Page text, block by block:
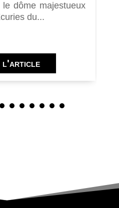
dôme majestueux
du...